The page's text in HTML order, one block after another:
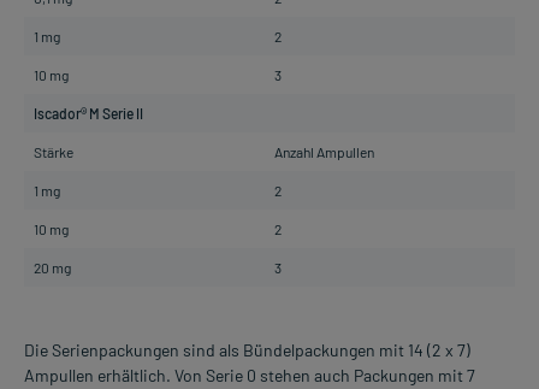
1 mg 2
10 mg 3
Iscador® M Serie II
Stärke Anzahl Ampullen
1 mg 2
10 mg 2
20 mg 3
Die Serienpackungen sind als Bündelpackungen mit 14 (2 x 7)
Ampullen erhältlich. Von Serie 0 stehen auch Packungen mit 7